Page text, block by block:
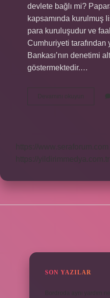
devlete bağlı mi?
kapsamında kurulmuş
para kuruluşudur ve
Cumhuriyeti tarafından
Bankası’nın denetimi
göstermektedir.…
Devamını okuyun
Paparayı
https://www.seraforum.com
https://yildirimmedya.com.tr
SON YAZILAR